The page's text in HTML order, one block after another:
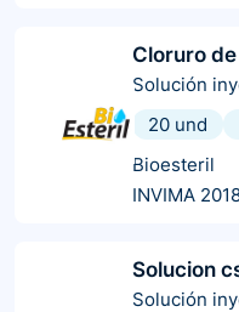
Cloruro
Solución
20 und
Bioesteril
INVIMA
Solucion
Solución